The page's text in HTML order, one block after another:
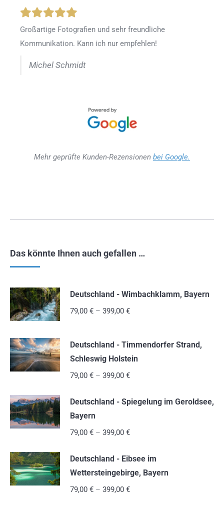
Großartige Fotografien und sehr freundliche
Kommunikation. Kann ich nur empfehlen!
Michel Schmidt
Mehr geprüfte Kunden-Rezensionen bei Google.
Das könnte Ihnen auch gefallen …
Deutschland - Wimbachklamm, Bayern
79,00 € – 399,00 €
Deutschland - Timmendorfer Strand,
Schleswig Holstein
79,00 € – 399,00 €
Deutschland - Spiegelung im Geroldsee,
Bayern
79,00 € – 399,00 €
Deutschland - Eibsee im
Wettersteingebirge, Bayern
79,00 € – 399,00 €